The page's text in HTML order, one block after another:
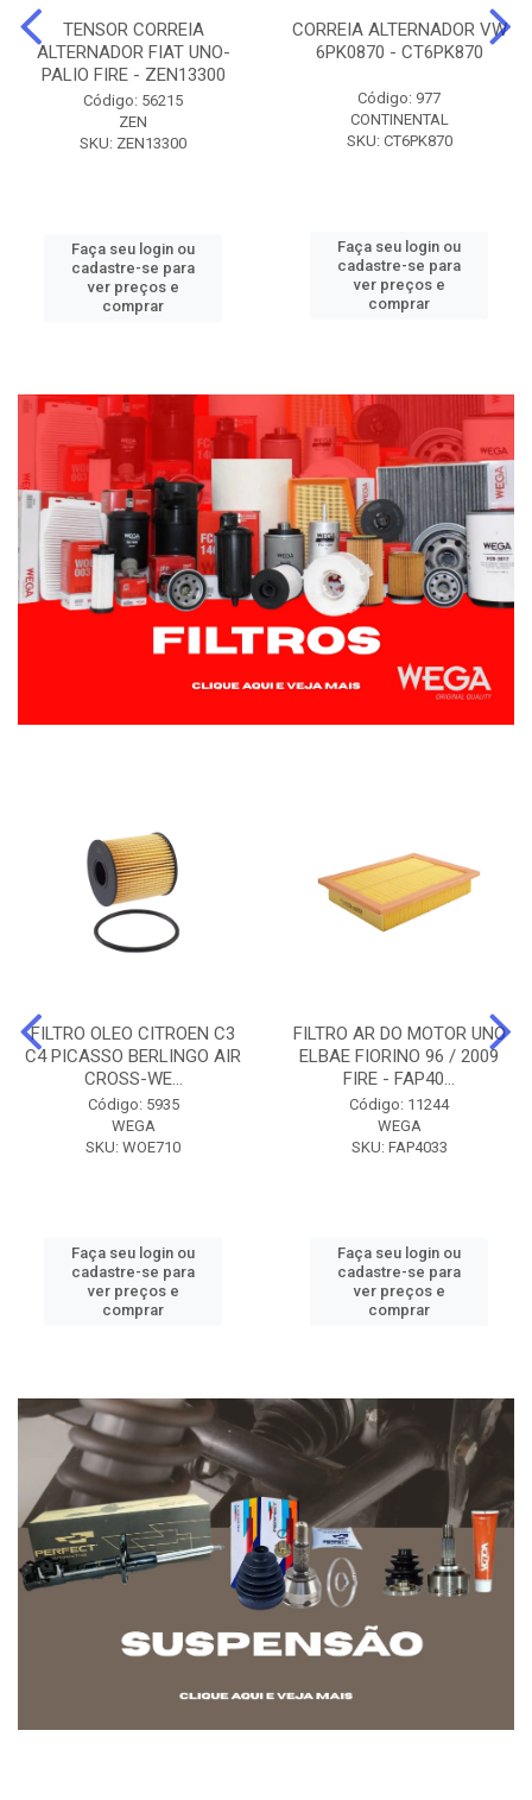
TENSOR CORREIA
ALTERNADOR FIAT UNO-
PALIO FIRE - ZEN13300
Código: 56215
ZEN
SKU: ZEN13300
Faça seu login ou
cadastre-se para
ver preços e
comprar
CORREIA ALTERNADOR VW
6PK0870 - CT6PK870
Código: 977
CONTINENTAL
SKU: CT6PK870
Faça seu login ou
cadastre-se para
ver preços e
comprar
FILTRO OLEO CITROEN C3
C4 PICASSO BERLINGO AIR
CROSS-WE...
Código: 5935
WEGA
SKU: WOE710
Faça seu login ou
cadastre-se para
ver preços e
comprar
FILTRO AR DO MOTOR UNO
ELBAE FIORINO 96 / 2009
FIRE - FAP40...
Código: 11244
WEGA
SKU: FAP4033
Faça seu login ou
cadastre-se para
ver preços e
comprar